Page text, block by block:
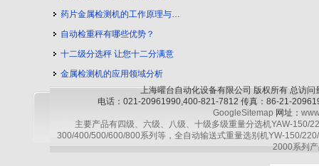
药片金属检测机的工作原理与工艺流程
自动检重秤有哪些优势？
十二级分选秤 让您十二分满意
金属检测机的应用领域分析
上海曜台自动化设备有限公司 版权所有 总访问
电话：021-20961990,400-821-7812 传真：86-21-
GoogleSitemap 网址：
主要产品有四级、六级、八级、十级多级重量分选机YAW-
300/400/500/600/800系列等，全自动输送式重量选别机YW-150/
2000系列